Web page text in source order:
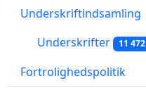
Underskriftindsamling
Underskrifter 11 472
Fortrolighedspolitik